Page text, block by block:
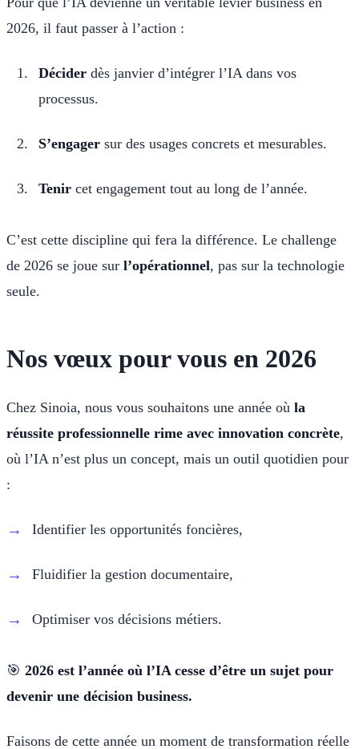
2026, il faut passer à l’action :
Décider dès janvier d’intégrer l’IA dans vos
processus.
S’engager sur des usages concrets et mesurables.
Tenir cet engagement tout au long de l’année.
C’est cette discipline qui fera la différence. Le challenge
de 2026 se joue sur l’opérationnel, pas sur la technologie
seule.
Nos vœux pour vous en 2026
Chez Sinoia, nous vous souhaitons une année où la
réussite professionnelle rime avec innovation concrète,
où l’IA n’est plus un concept, mais un outil quotidien pour
:
Identifier les opportunités foncières,
Fluidifier la gestion documentaire,
Optimiser vos décisions métiers.
🎯 2026 est l’année où l’IA cesse d’être un sujet pour
devenir une décision business.
Faisons de cette année un moment de transformation réelle